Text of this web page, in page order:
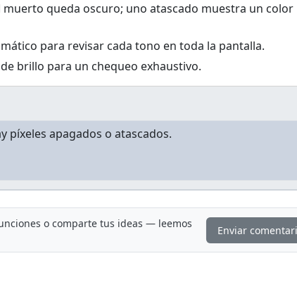
queda oscuro; uno atascado muestra un color
para revisar cada tono en toda la pantalla.
brillo para un chequeo exhaustivo.
o comparte tus ideas — leemos
Enviar